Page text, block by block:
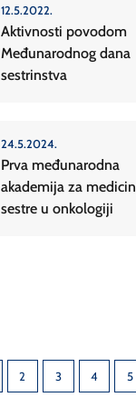
12.5.2022.
Aktivnosti povodom
Međunarodnog dana
sestrinstva
24.5.2024.
Prva međunarodna
akademija za
sestre u onkologiji
2 3 4 5